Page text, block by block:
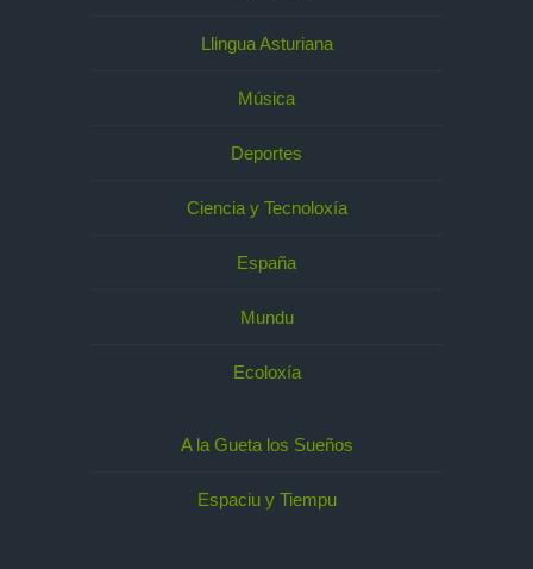
Llingua Asturiana
Música
Deportes
Ciencia y Tecnoloxía
España
Mundu
Ecoloxía
A la Gueta los Sueños
Espaciu y Tiempu